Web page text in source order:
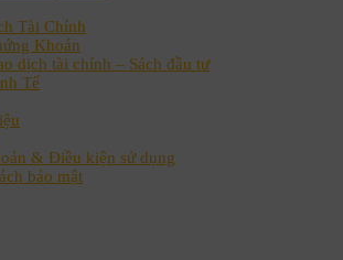
Tài Chính
Khoán
dịch tài chính – Sách đầu tư
Tế
& Điều kiện sử dụng
bảo mật